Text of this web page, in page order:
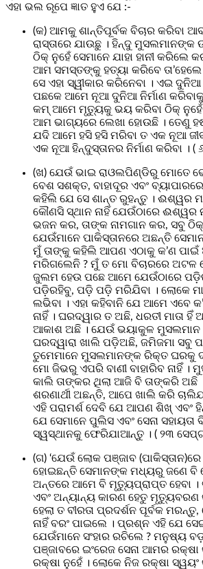
ଏହା ଭଲ ରୂପେ ଜ୍ଞାତ ହୁଏ ଯେ :-
(କ) ଆମକୁ ଶାନ୍ତିପୂର୍ବକ ବିଚାର କରିବା
ରାସ୍ତାରେ ଯାଉଛୁ । ହିନ୍ଦୁ
ଠିକ୍ ନୁହେଁ ସେମାନେ ଯାହା ହାନୀ କରିଲେ
ଆମ ସମସ୍ତଙ୍କୁ ହତ୍ୟା କରିବେ ତା’ହେଲେ
ସେ ଏହା ସ୍ୱୀକାର କରିନେବା । ଏଇ
ପଛକେ ଆମେ ନୂଆ ଦୁନିଆ ନିର୍ମାଣ କରିବାକୁ
କମ୍ ଆମେ ମୃତ୍ୟୁକୁ ଭୟ କରିବା ଠିକ୍ ନୁହେଁ
ଆମ ଭାଗ୍ୟରେ ଲେଖା ହୋଉଛି । ତେଣୁ
ଯଦି ଆମେ ହସି ହସି ମରିବା ତ ଏକ ନୂଆ
ଏକ ନୂଆ ହିନ୍ଦୁସ୍ତାନର ନିର୍ମାଣ କରିବା ।
(ଖ) ଯେଉଁ ଭାଇ ରାଓଲପିଣ୍ଡିରୁ ମୋତେ
ବେଶ ସଶକ୍ତ, ବାହାଦୂର ଏବଂ
କହିଲି ଯେ ସେ ଶାନ୍ତ ରୁହନ୍ତୁ । ଈଶ୍ୱର
କୌଣସି ସ୍ଥାନ ନାହିଁ ଯେଉଁଠାରେ ଈଶ୍ୱର
ଭଜନ କର, ତାଙ୍କ ନାମଗାନ କର, ସବୁ
ଯେଉଁମାନେ ପାକିସ୍ତାନରେ ଅଛନ୍ତି
ମୁଁ ତାଙ୍କୁ କହିଲି ଆପଣ ଏଠାକୁ କ’ଣ ପାଇଁ
ମରିଗଲେନି ? ମୁଁ ତ ମୋ ବିଚାରରେ ଅଟଳ
ଜୁଲମ ହେଉ ପଛେ ଆମେ ଯେଉଁଠାରେ
ପଡ଼ିରହିବୁ, ପଡ଼ି ପଡ଼ି ମରିଯିବା । ଲୋକେ
ଲଭିବା । ଏହା କହିବାନି ଯେ ଆମେ ଏବେ
ନାହିଁ । ଘରଦ୍ୱାର ତ ଅଛି, ଧରତୀ ମାତା
ଆକାଶ ଅଛି । ଯେଉଁ ଭୟାକୁଳ ମୁସଲମାନ
ଘରଦ୍ୱାରା ଖାଲି ପଡ଼ିଅଛି, ଜମିଜମା ସବୁ
ତୁମେମାନେ ମୁସଲମାନଙ୍କ ରିକ୍ତ ଘରକୁ
ମୋ ଜିଭରୁ ଏପରି ବାଣୀ ବାହାରିବ ନାହିଁ ।
କାଲି ତାଙ୍କର ଥିଲା ଆଜି ବି ତାଙ୍କରି ଅଛି
ଶରଣାର୍ଥୀ ଅଛନ୍ତି, ଆପେ ଖାଲି କରି
ଏହି ପରାମର୍ଶ ଦେବି ଯେ ଆପଣ ଶିଖ୍‌ ଏବଂ
ଯେ ସେମାନେ ପୁଲିସ ଏବଂ ସେନା ସହାୟତା
ସ୍ୱସ୍ଥାନକୁ ଫେରିଯାଆନ୍ତୁ । ( ୨୩
(ଗ) ‘ଯେଉଁ ଲୋକ ପଞ୍ଜାବ
ହୋଇଛନ୍ତି ସେମାନଙ୍କ ମଧ୍ୟରୁ ଜଣେ ବି
ଅନ୍ତରେ ଆମେ ବି ମୃତ୍ୟୁପ୍ରାପ୍ତ ହେବା ।
ଏବଂ ଅନ୍ୟାନ୍ୟ କାରଣ ହେତୁ ମୃତ୍ୟୁବରଣ
ହେଲା ତ ବୀରତା ପ୍ରଦର୍ଶନ ପୂର୍ବକ
ନାହିଁ ବରଂ ପାଇଲେ । ପ୍ରଶ୍ନ ଏହି ଯେ
ଯେଉଁମାନେ ସଂହାର ରଚିଲେ ? ମନୁଷ୍ୟ
ପଞ୍ଜାବରେ ଇଂରେଜ ସେନା ଆମର ରକ୍ଷା
ରକ୍ଷା ନୁହେଁ । ଲୋକେ ନିଜ ରକ୍ଷା